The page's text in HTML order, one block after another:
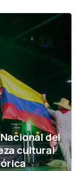
del
cultural